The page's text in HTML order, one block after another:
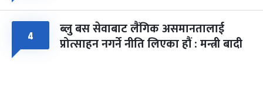
४ ब्लु बस सेवाबाट लैंगिक असमानतालाई
प्रोत्साहन नगर्ने नीति लिएका हौं : मन्त्री बादी